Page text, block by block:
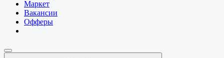
Маркет
Вакансии
Офферы